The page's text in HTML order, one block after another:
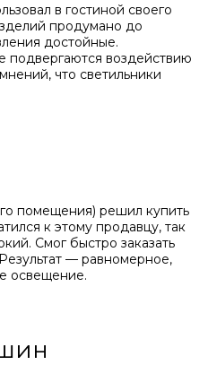
в гостиной своего
продумано до
достойные.
подвергаются воздействию
что светильники
помещения) решил купить
к этому продавцу, так
Смог быстро заказать
— равномерное,
освещение.